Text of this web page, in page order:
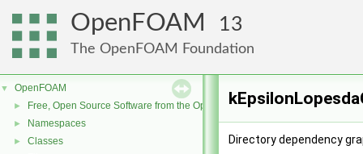
OpenFOAM 13
The OpenFOAM Foundation
▼ OpenFOAM
► Free, Open Source Software from the OpenFOAM Foundation
► Namespaces
► Classes Directory dependency